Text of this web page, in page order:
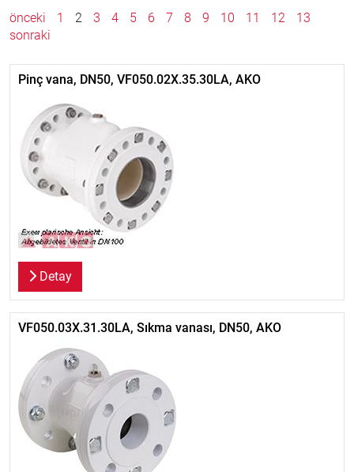
önceki 1 2 3 4 5 6 7 8 9 10 11 12
13
sonraki
Pinç vana, DN50, VF050.02X.35.30LA, AKO
Detay
VF050.03X.31.30LA, Sıkma vanası, DN50, AKO